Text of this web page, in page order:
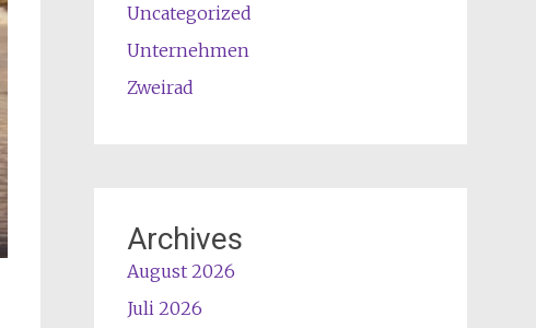
Uncategorized
Unternehmen
Zweirad
Archives
August 2026
Juli 2026